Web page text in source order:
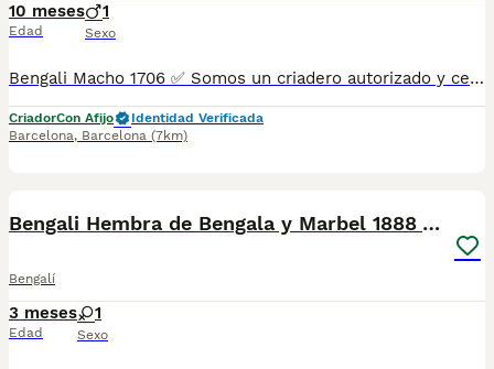
10 meses
Edad
1
Sexo
Bengali Macho 1706 ✅ Somos un criadero autorizado y certificado por la Generalitat de Catalunya bajo el número de Núcleo Zoológico G25/00314. PARA MÁS INFORMACIÓN: ☎️ 933095977 📱 685878504 / 674320847 💻 Más fotos y vídeos en nuestra web www.aquanatura.es 🚙 Hacemos envíos 📌 Calle Roger de Flor 45, muy cerca del Arc de Triomf de Barcelona, de Lunes a Sábados. Se entregan con sus vacunas, desparasitados interna y externamente, con microchip y su registro, cartilla sanitaria y contrato de garantías, documentación legal y factura. AQUANATURA
CriadorCon Afijo
Identidad Verificada
Barcelona, Barcelona (7km)
Bengali Hembra de Bengala y Marbel 1888 AQUANATURA
Bengalí
3 meses
Edad
1
Sexo